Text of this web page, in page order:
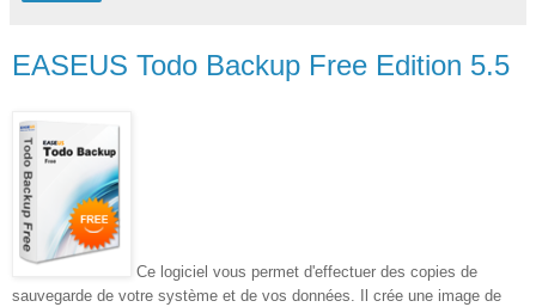
EASEUS Todo Backup Free Edition 5.5
Ce logiciel vous permet d'effectuer des copies de
sauvegarde de votre système et de vos données. Il crée une image de